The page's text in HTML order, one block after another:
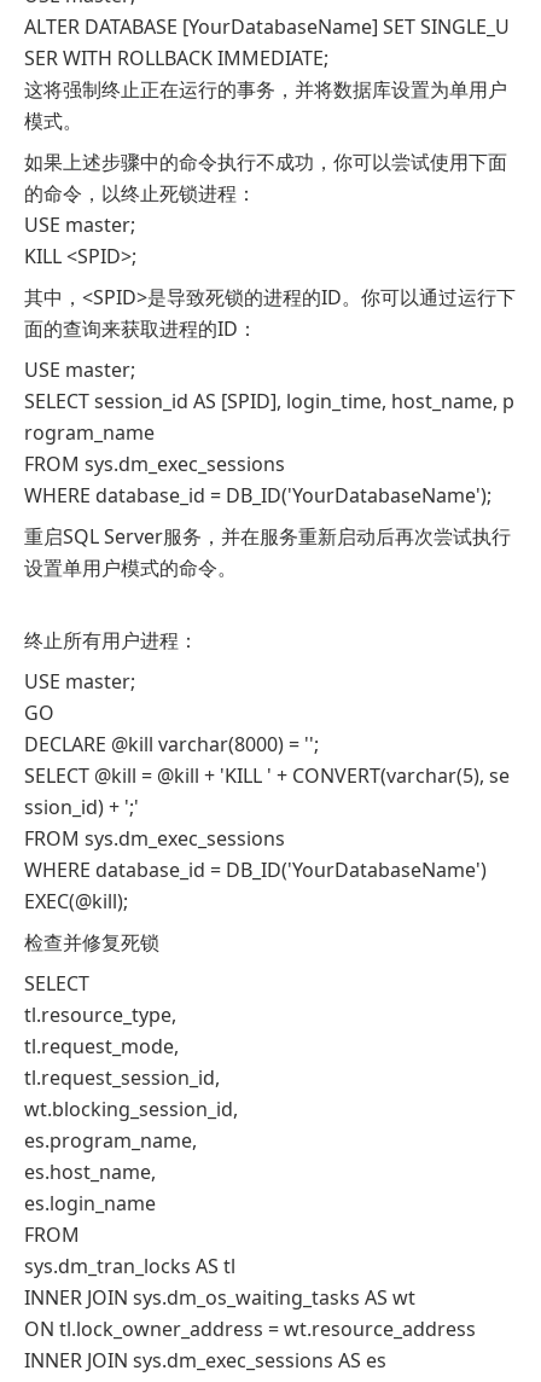
ALTER DATABASE [YourDatabaseName] SET SINGLE_U
SER WITH ROLLBACK IMMEDIATE;
这将强制终止正在运行的事务，并将数据库设置为单用户
模式。
如果上述步骤中的命令执行不成功，你可以尝试使用下面
的命令，以终止死锁进程：
USE master;
KILL <SPID>;
其中，<SPID>是导致死锁的进程的ID。你可以通过运行下
面的查询来获取进程的ID：
USE master;
SELECT session_id AS [SPID], login_time, host_name, p
rogram_name
FROM sys.dm_exec_sessions
WHERE database_id = DB_ID('YourDatabaseName');
重启SQL Server服务，并在服务重新启动后再次尝试执行
设置单用户模式的命令。
终止所有用户进程：
USE master;
GO
DECLARE @kill varchar(8000) = '';
SELECT @kill = @kill + 'KILL ' + CONVERT(varchar(5), se
ssion_id) + ';'
FROM sys.dm_exec_sessions
WHERE database_id = DB_ID('YourDatabaseName')
EXEC(@kill);
检查并修复死锁
SELECT
tl.resource_type,
tl.request_mode,
tl.request_session_id,
wt.blocking_session_id,
es.program_name,
es.host_name,
es.login_name
FROM
sys.dm_tran_locks AS tl
INNER JOIN sys.dm_os_waiting_tasks AS wt
ON tl.lock_owner_address = wt.resource_address
INNER JOIN sys.dm_exec_sessions AS es